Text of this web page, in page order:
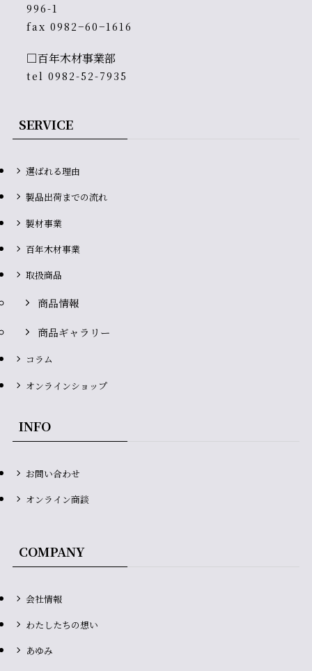
996-1
fax 0982−60−1616
□百年木材事業部
tel 0982-52-7935
SERVICE
選ばれる理由
製品出荷までの流れ
製材事業
百年木材事業
取扱商品
商品情報
商品ギャラリー
コラム
オンラインショップ
INFO
お問い合わせ
オンライン商談
COMPANY
会社情報
わたしたちの想い
あゆみ